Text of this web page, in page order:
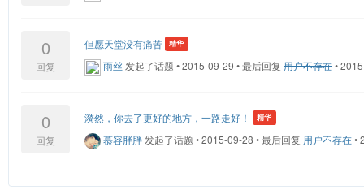
0
回复
但愿天堂没有痛苦 精华
雨丝 发起了话题 •2015-09-29 •最后回复 用户不存在•
0
回复
漪然，你去了更好的地方，一路走好！ 精华
慕容胖胖 发起了话题 •2015-09-28 •最后回复 用户不存在•